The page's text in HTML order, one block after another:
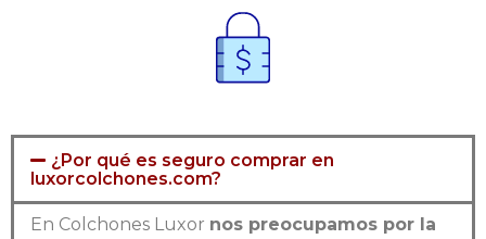
¿Por qué es seguro comprar en
luxorcolchones.com?
En Colchones Luxor nos preocupamos por la